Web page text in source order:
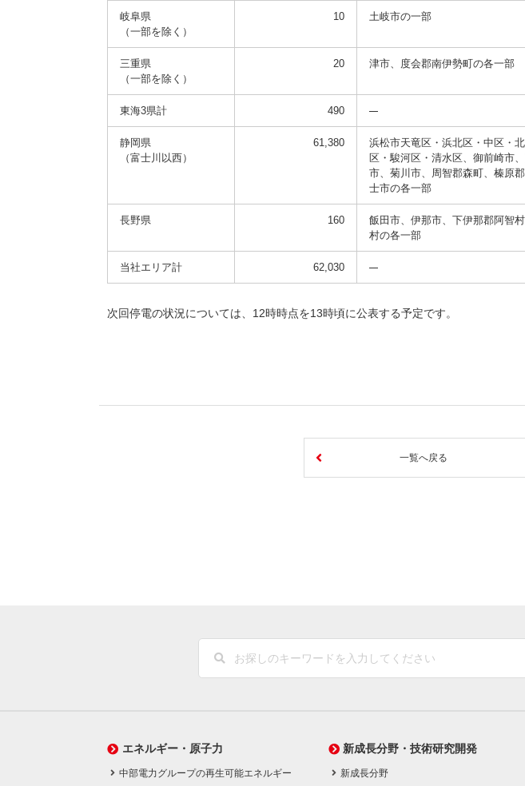
岐阜県
（一部を除く）
10 土岐市の一部
三重県
（一部を除く）
20 津市、度会郡南伊勢町の各一部
東海3県計 490
静岡県
（富士川以西）
61,380
浜松市天竜区・浜北区・中区・
区・駿河区・清水区、御前崎市
市、菊川市、周智郡森町、榛原
士市の各一部
長野県 160
飯田市、伊那市、下伊那郡阿智
村の各一部
当社エリア計 62,030
次回停電の状況については、12時時点を13時頃に公表する予定です。
一覧へ戻る
エネルギー・原子力
中部電力グループの再生可能エネルギー
新成長分野・技術研究開発
新成長分野